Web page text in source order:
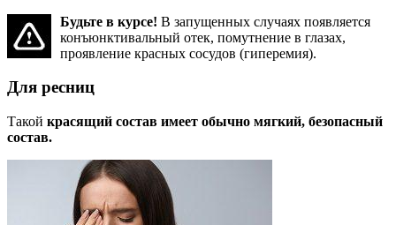
Будьте в курсе! В запущенных случаях появляется
конъюнктивальный отек, помутнение в глазах,
проявление красных сосудов (гиперемия).
Для ресниц
Такой красящий состав имеет обычно мягкий, безопасный
состав.